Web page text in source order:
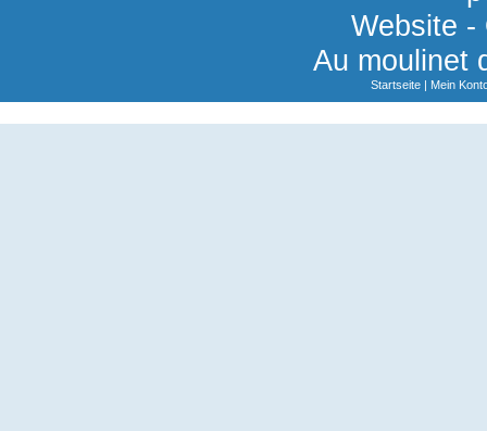
Website -
Au moulinet
Startseite| Mein